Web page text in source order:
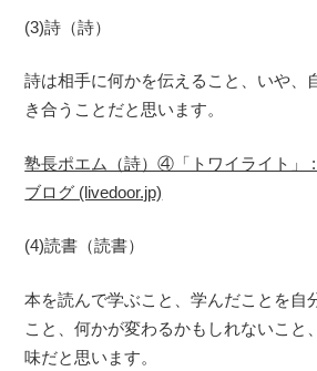
(3)詩（詩）
詩は相手に何かを伝えること、いや、
き合うことだと思います。
塾長ポエム（詩）④「トワイライト」
ブログ (livedoor.jp)
(4)読書（読書）
本を読んで学ぶこと、学んだことを自
こと、何かが変わるかもしれないこと
味だと思います。